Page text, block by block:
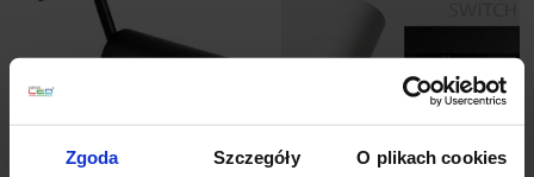
Zgoda Szczegóły O plikach cookies